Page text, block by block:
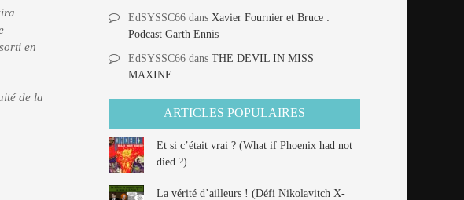
en
de la
EdSYSSC66 dansXavier Fournier et Bruce :
Podcast Garth Ennis
EdSYSSC66 dansTHE DEVIL IN MISS
MAXINE
ARTICLES POPULAIRES
Et si c’était vrai ? (What if Phoenix had not
died ?)
La vérité d’ailleurs ! (Défi Nikolavitch X-